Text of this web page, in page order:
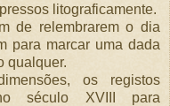
litograficamente.
de relembrarem o dia
para marcar uma dada
qualquer.
os registos
século XVIII para